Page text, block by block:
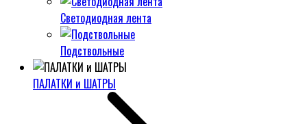
Светодиодная лента
Подствольные
ПАЛАТКИ и ШАТРЫ